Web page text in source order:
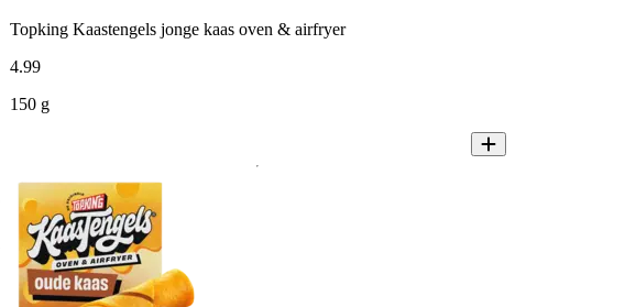
Topking Kaastengels jonge kaas oven & airfryer
4.99
150 g